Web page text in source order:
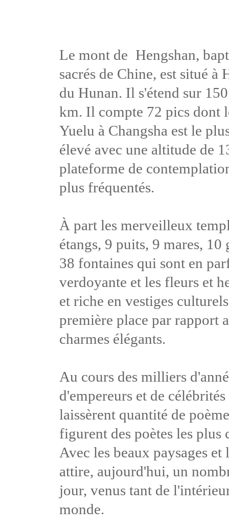
Le mont de Hengshan,
sacrés de Chine, est situé
du Hunan. Il s'étend sur
km. Il compte 72 pics dont
Yuelu à Changsha est le
élevé avec une altitude de
plateforme de
plus fréquentés.
À part les merveilleux
étangs, 9 puits, 9 mares,
38 fontaines qui sont en
verdoyante et les fleurs et
et riche en vestiges
première place par rapport
charmes élégants.
Au cours des milliers
d'empereurs et de
laissèrent quantité de
figurent des poètes les
Avec les beaux paysages
attire, aujourd'hui, un
jour, venus tant de
monde.